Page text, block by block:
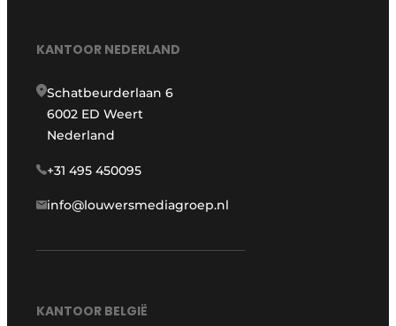
KANTOOR NEDERLAND
Schatbeurderlaan 6
6002 ED Weert
Nederland
+31 495 450095
info@louwersmediagroep.nl
KANTOOR BELGIË